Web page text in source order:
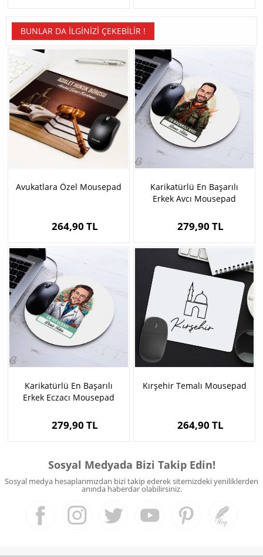
BUNLAR DA İLGINIZI ÇEKEBILIR !
Avukatlara Özel Mousepad
264,90 TL
Karikatürlü En Başarılı
Erkek Avcı Mousepad
279,90 TL
Karikatürlü En Başarılı
Erkek Eczacı Mousepad
279,90 TL
Kırşehir Temalı Mousepad
264,90 TL
Sosyal Medyada Bizi Takip Edin!
Sosyal medya hesaplarımızdan bizi takip ederek sitemizdeki yeniliklerden
anında haberdar olabilirsiniz.